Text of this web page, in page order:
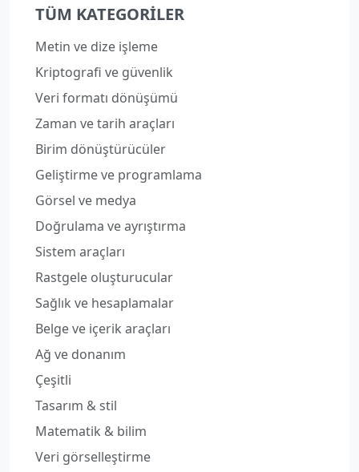
TÜM KATEGORILER
Metin ve dize işleme
Kriptografi ve güvenlik
Veri formatı dönüşümü
Zaman ve tarih araçları
Birim dönüştürücüler
Geliştirme ve programlama
Görsel ve medya
Doğrulama ve ayrıştırma
Sistem araçları
Rastgele oluşturucular
Sağlık ve hesaplamalar
Belge ve içerik araçları
Ağ ve donanım
Çeşitli
Tasarım & stil
Matematik & bilim
Veri görselleştirme